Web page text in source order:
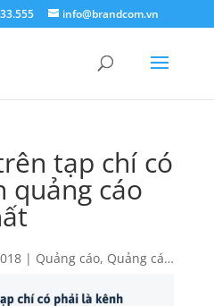
info@brandcom.vn
tạp chí có
quảng cáo
| Quảng cáo, Quảng cáo